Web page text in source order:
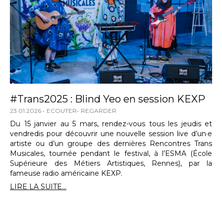
#Trans2025 : Blind Yeo en session KEXP
23.01.2026 ECOUTER REGARDER
Du 15 janvier au 5 mars, rendez-vous tous les jeudis et
vendredis pour découvrir une nouvelle session live d’un·e
artiste ou d’un groupe des dernières Rencontres Trans
Musicales, tournée pendant le festival, à l’ESMA (École
Supérieure des Métiers Artistiques, Rennes), par la
fameuse radio américaine KEXP.
LIRE LA SUITE...